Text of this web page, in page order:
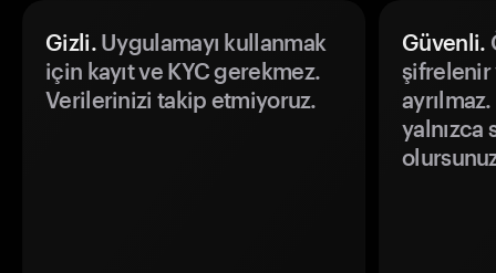
Gizli.Uygulamayı kullanmak
için kayıt ve KYC gerekmez.
Verilerinizi takip etmiyoruz.
Güvenli.
şifrelenir
yalnızca